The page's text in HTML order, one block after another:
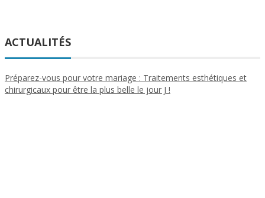
ACTUALITÉS
Préparez-vous pour votre mariage : Traitements esthétiques et
chirurgicaux pour être la plus belle le jour J !